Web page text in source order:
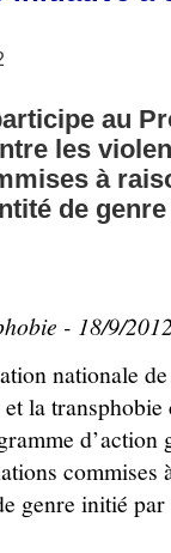
au
les
à
de
- 18/9/
nationale
la
commises
genre initié